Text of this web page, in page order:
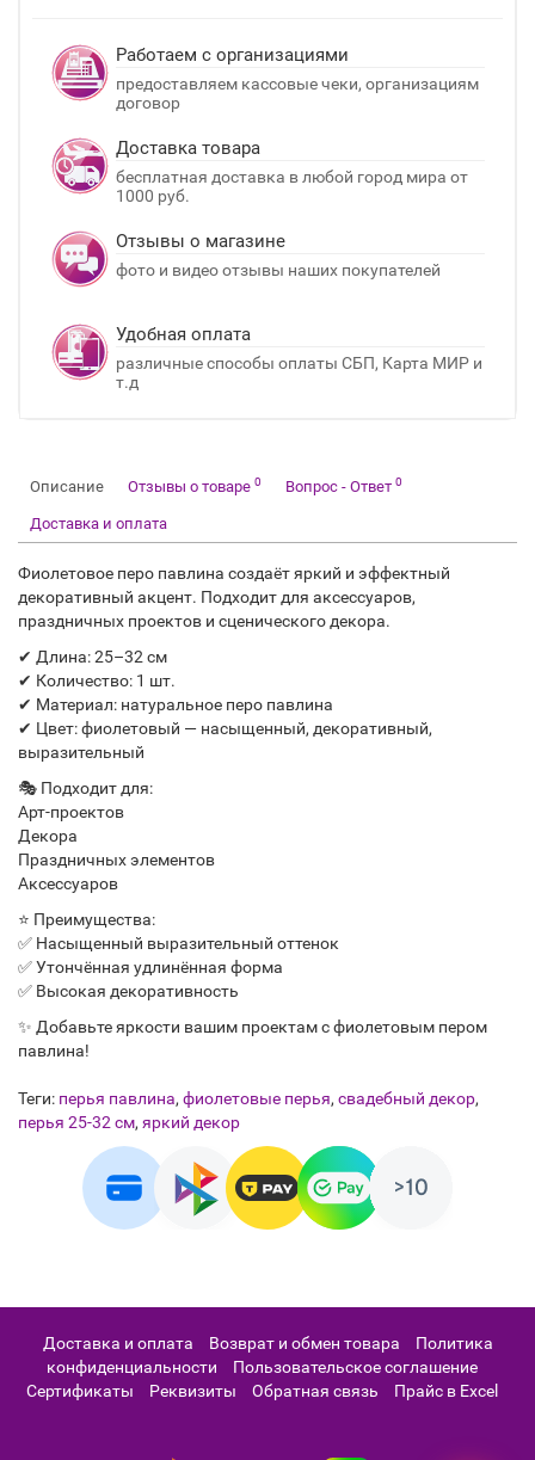
Работаем с организациями
предоставляем кассовые чеки, организациям
договор
Доставка товара
бесплатная доставка в любой город мира от
1000 руб.
Отзывы о магазине
фото и видео отзывы наших покупателей
Удобная оплата
различные способы оплаты СБП, Карта МИР и
т.д
Описание Отзывы о товаре 0 Вопрос - Ответ 0
Доставка и оплата
Фиолетовое перо павлина создаёт яркий и эффектный
декоративный акцент. Подходит для аксессуаров,
праздничных проектов и сценического декора.
✔ Длина: 25–32 см
✔ Количество: 1 шт.
✔ Материал: натуральное перо павлина
✔ Цвет: фиолетовый — насыщенный, декоративный,
выразительный
🎭 Подходит для:
Арт-проектов
Декора
Праздничных элементов
Аксессуаров
⭐ Преимущества:
✅ Насыщенный выразительный оттенок
✅ Утончённая удлинённая форма
✅ Высокая декоративность
✨ Добавьте яркости вашим проектам с фиолетовым пером
павлина!
Теги: перья павлина, фиолетовые перья, свадебный декор,
перья 25-32 см, яркий декор
Доставка и оплата Возврат и обмен товара
Политика
конфиденциальности
Пользовательское соглашение
Сертификаты
Реквизиты Обратная связь Прайс в Excel